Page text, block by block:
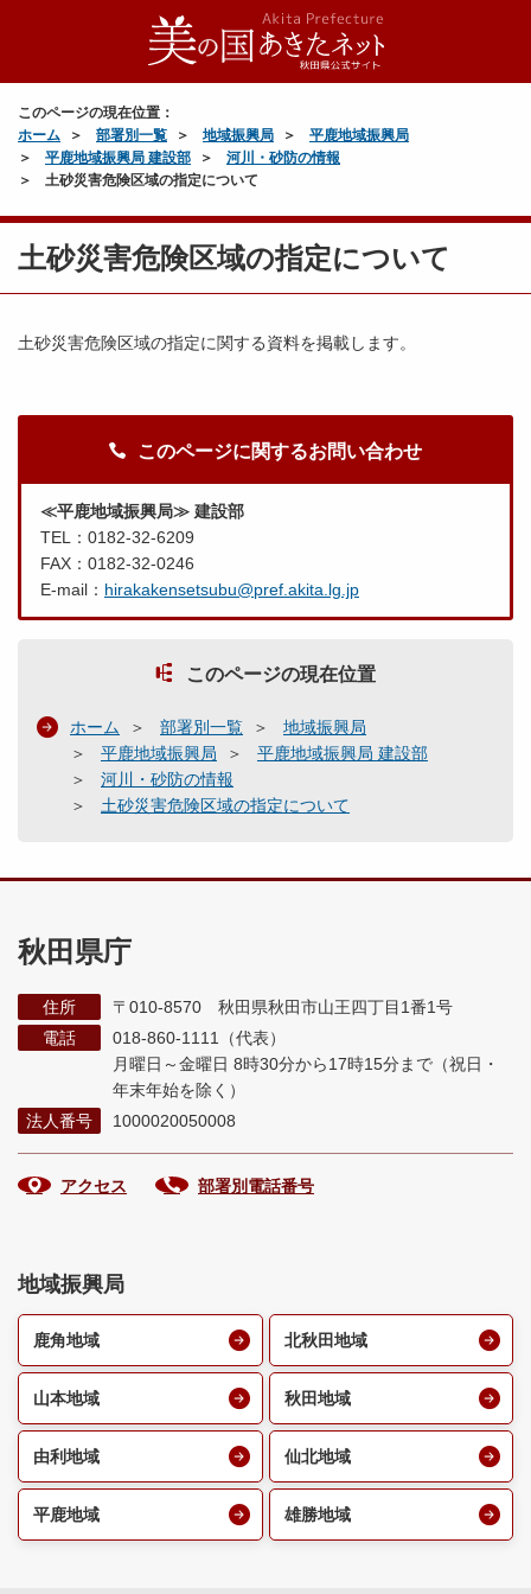
このページの現在位置：
ホーム
部署別一覧 地域振興局
平鹿地域振興局
平鹿地域振興局 建設部
河川・砂防の情報
土砂災害危険区域の指定について
土砂災害危険区域の指定について
土砂災害危険区域の指定に関する資料を掲載します。
このページに関するお問い合わせ
≪平鹿地域振興局≫ 建設部
TEL：0182-32-6209
FAX：0182-32-0246
E-mail： hirakakensetsubu@pref.akita.lg.jp
このページの現在位置
ホーム 部署別一覧
地域振興局
平鹿地域振興局
平鹿地域振興局 建設部
河川・砂防の情報
土砂災害危険区域の指定について
秋田県庁
住所
〒010-8570 秋田県秋田市山王四丁目1番1号
電話
018-860-1111（代表）
月曜日～金曜日 8時30分から17時15分まで （祝日・
年末年始を除く）
法人番号
1000020050008
アクセス 部署別電話番号
地域振興局
鹿角地域 北秋田地域
山本地域 秋田地域
由利地域 仙北地域
平鹿地域 雄勝地域